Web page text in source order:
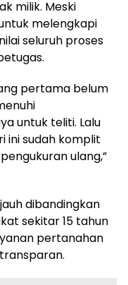
milik. Meski
melengkapi
seluruh proses
pertama belum
untuk teliti. Lalu
ini sudah komplit
ulang,”
dibandingkan
sekitar 15 tahun
pertanahan